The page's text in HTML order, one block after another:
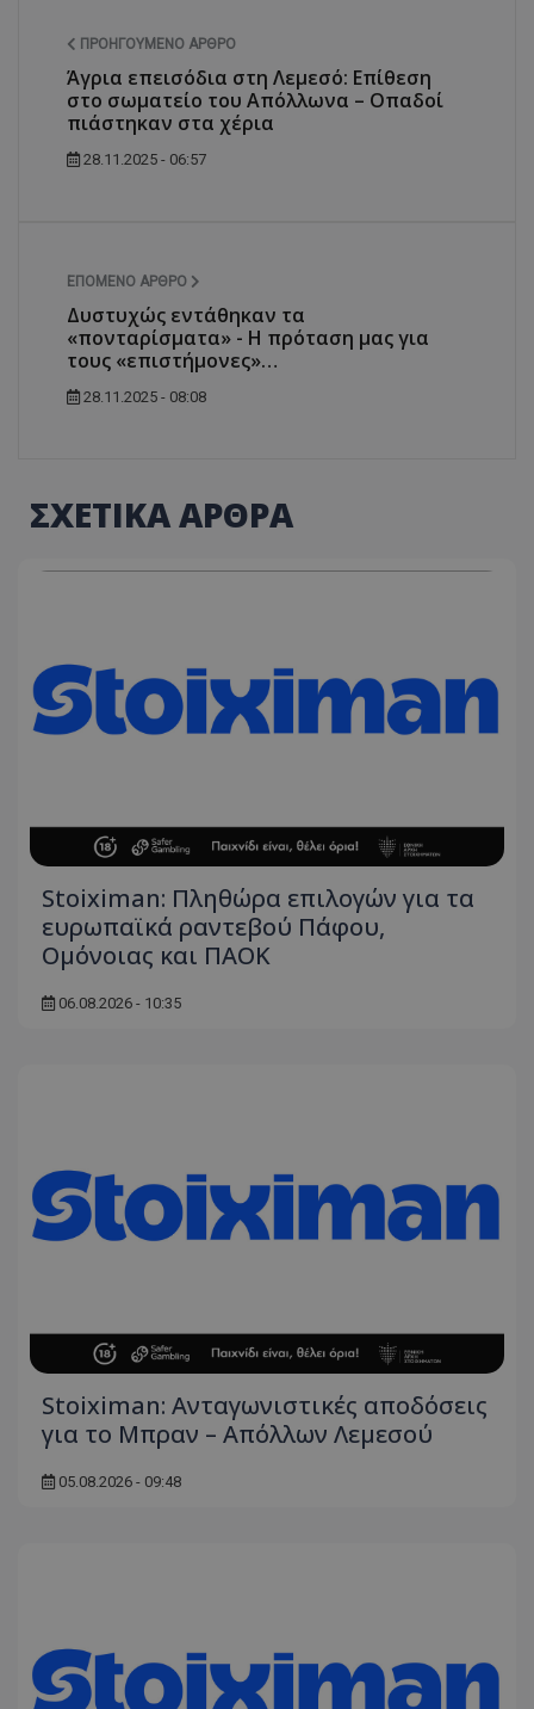
ΠΡΟΗΓΟΎΜΕΝΟ ΆΡΘΡΟ
Άγρια επεισόδια στη Λεμεσό: Επίθεση
στο σωματείο του Απόλλωνα – Οπαδοί
πιάστηκαν στα χέρια
28.11.2025 - 06:57
ΕΠΌΜΕΝΟ ΆΡΘΡΟ
Δυστυχώς εντάθηκαν τα
«πονταρίσματα» - H πρόταση μας για
τους «επιστήμονες»…
28.11.2025 - 08:08
ΣΧΕΤΙΚΑ ΑΡΘΡΑ
Stoiximan: Πληθώρα επιλογών για τα
ευρωπαϊκά ραντεβού Πάφου,
Ομόνοιας και ΠΑΟΚ
06.08.2026 - 10:35
Stoiximan: Ανταγωνιστικές αποδόσεις
για το Μπραν – Απόλλων Λεμεσού
05.08.2026 - 09:48